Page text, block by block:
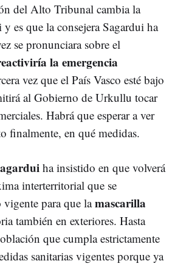
del Alto Tribunal cambia la
es que la consejera Sagardui ha
se pronunciara sobre el
la emergencia
vez que el País Vasco esté bajo
al Gobierno de Urkullu tocar
Habrá que esperar a ver
finalmente, en qué medidas.
ha insistido en que volverá
interterritorial que se
para que lamascarilla
también en exteriores. Hasta
que cumpla estrictamente
sanitarias vigentes porque ya